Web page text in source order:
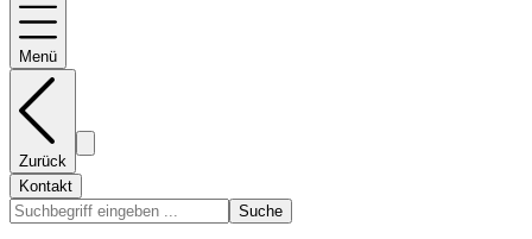
Menü
Zurück
Kontakt
Suche